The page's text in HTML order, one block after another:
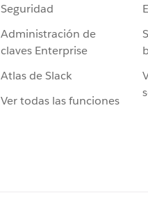
Seguridad
Administración de
claves Enterprise
Atlas de Slack
Ver todas las funciones